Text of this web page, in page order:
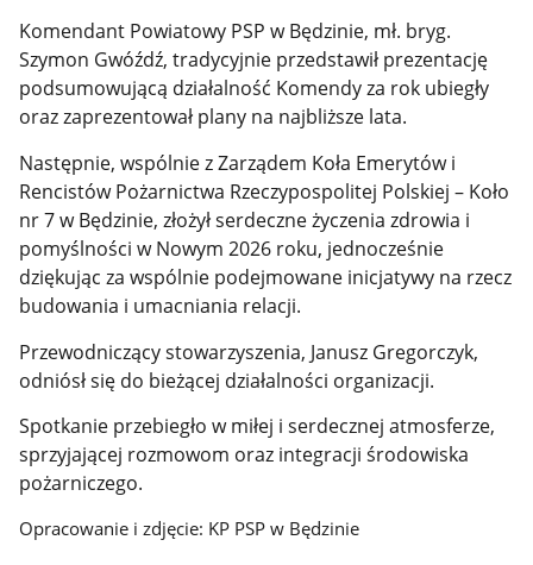
Komendant Powiatowy PSP w Będzinie, mł. bryg.
Szymon Gwóźdź, tradycyjnie przedstawił prezentację
podsumowującą działalność Komendy za rok ubiegły
oraz zaprezentował plany na najbliższe lata.
Następnie, wspólnie z Zarządem Koła Emerytów i
Rencistów Pożarnictwa Rzeczypospolitej Polskiej – Koło
nr 7 w Będzinie, złożył serdeczne życzenia zdrowia i
pomyślności w Nowym 2026 roku, jednocześnie
dziękując za wspólnie podejmowane inicjatywy na rzecz
budowania i umacniania relacji.
Przewodniczący stowarzyszenia, Janusz Gregorczyk,
odniósł się do bieżącej działalności organizacji.
Spotkanie przebiegło w miłej i serdecznej atmosferze,
sprzyjającej rozmowom oraz integracji środowiska
pożarniczego.
Opracowanie i zdjęcie: KP PSP w Będzinie